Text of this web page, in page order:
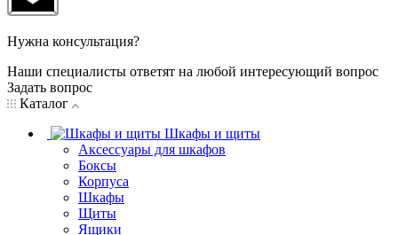
Нужна консультация?
Наши специалисты ответят на любой интересующий вопрос
Задать вопрос
Каталог
Шкафы и щиты
Аксессуары для шкафов
Боксы
Корпуса
Шкафы
Щиты
Ящики